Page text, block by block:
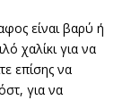
είναι βαρύ ή
χαλίκι για να
επίσης να
για να